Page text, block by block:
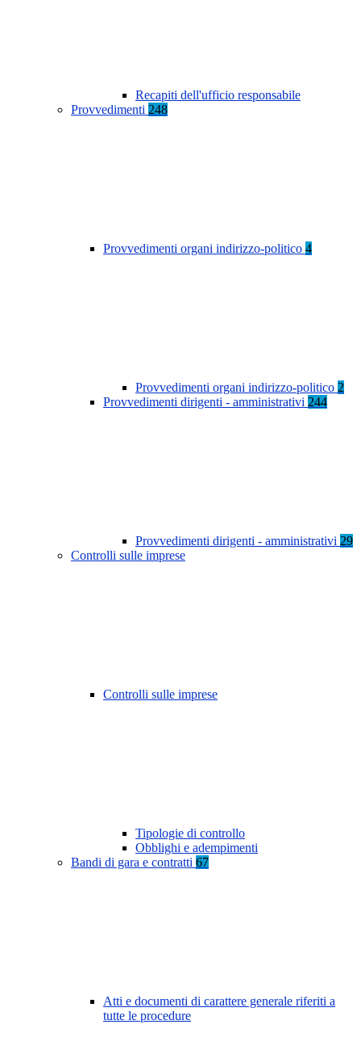
Recapiti dell'ufficio responsabile
Provvedimenti 248
Provvedimenti organi indirizzo-politico 4
Provvedimenti organi indirizzo-politico 2
Provvedimenti dirigenti - amministrativi 244
Provvedimenti dirigenti - amministrativi 29
Controlli sulle imprese
Controlli sulle imprese
Tipologie di controllo
Obblighi e adempimenti
Bandi di gara e contratti 67
Atti e documenti di carattere generale riferiti a
tutte le procedure